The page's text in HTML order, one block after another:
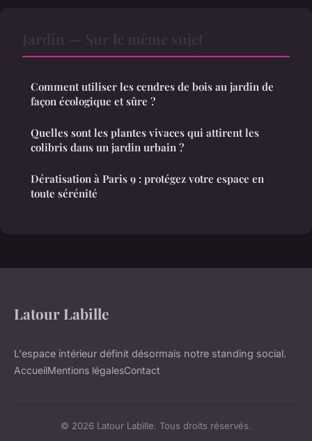
Comment utiliser les cendres de bois au jardin de
façon écologique et sûre ?
Quelles sont les plantes vivaces qui attirent les
colibris dans un jardin urbain ?
Dératisation à Paris 9 : protégez votre espace en
toute sérénité
Latour Labille
L'espace intérieur définit désormais notre standing social.
AccueilMentions légalesContact
© 2026 Latour Labille. Tous droits réservés.